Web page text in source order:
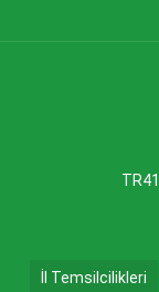
İl Temsilcilikleri